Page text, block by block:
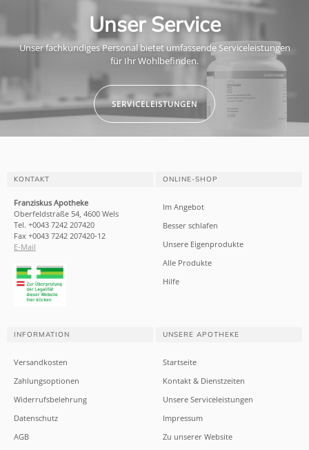
Unser Service
Unser fachkundiges Personal bietet umfassende Serviceleistungen
für Ihr Wohlbefinden.
SERVICELEISTUNGEN
KONTAKT
Franziskus Apotheke
Oberfeldstraße 54, 4600 Wels
Tel. +0043 7242 207420
Fax +0043 7242 207420-12
E-Mail
ONLINE-SHOP
Im Angebot
Besser schlafen
Unsere Eigenprodukte
Alle Produkte
Hilfe
INFORMATION
Versandkosten
Zahlungsoptionen
Widerrufsbelehrung
Datenschutz
AGB
UNSERE APOTHEKE
Startseite
Kontakt & Dienstzeiten
Unsere Serviceleistungen
Impressum
Zu unserer Website